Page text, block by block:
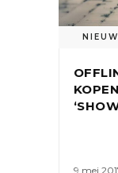
9 mei